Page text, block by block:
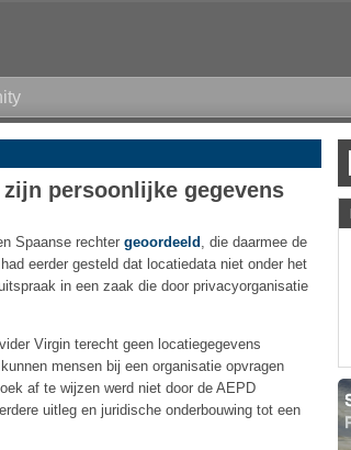
persoonlijke gegevens
Spaanse rechter geoordeeld , die daarmee de
eerder gesteld dat locatiedata niet onder het
in een zaak die door privacyorganisatie
Virgin terecht geen locatiegegevens
mensen bij een organisatie opvragen
af te wijzen werd niet door de AEPD
uitleg en juridische onderbouwing tot een